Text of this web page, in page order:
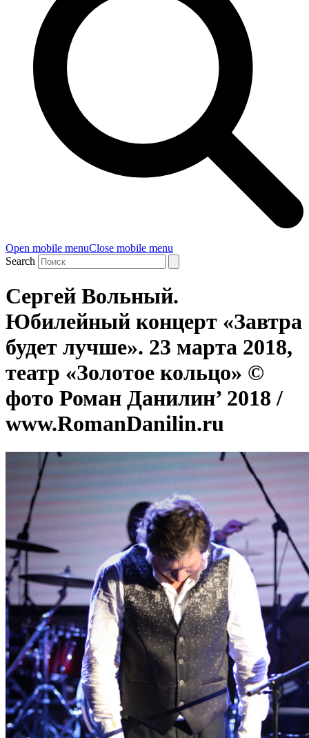
Open mobile menuClose mobile menu
Search
Сергей Вольный.
Юбилейный концерт «Завтра
будет лучше». 23 марта 2018,
театр «Золотое кольцо» ©
фото Роман Данилин’ 2018 /
www.RomanDanilin.ru